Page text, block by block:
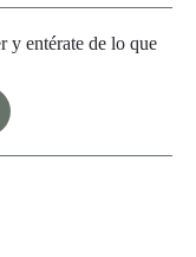
y entérate de lo que